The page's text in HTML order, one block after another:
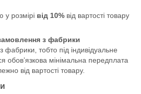
розмірі від 10% від вартості товару
з фабрики
фабрики, тобто під індивідуальне
обов’язкова мінімальна передплата
від вартості товару.